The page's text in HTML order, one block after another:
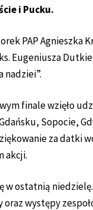
i Pucku.
PAP Agnieszka
Eugeniusza
nadziei”.
finale wzięło
Sopocie,
za datki
akcji.
w ostatnią
występy